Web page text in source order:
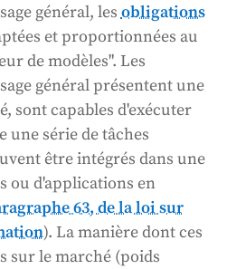
général, les obligations
et proportionnées au
de modèles". Les
général présentent une
sont capables d'exécuter
une série de tâches
être intégrés dans une
ou d'applications en
63, de la loi sur
). La manière dont ces
sur le marché (poids